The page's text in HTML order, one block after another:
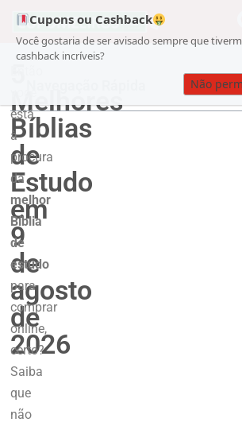
Cupons ou Cashback
Você gostaria de ser avisado sempre que
cashback incríveis?
Não
Melhores
Bíblias
de
Estudo
em
9
de
agosto
de
2026
está
à
procura
da
melhor
Bíblia
de
estudo
para
comprar
online,
certo?
Saiba
que
não